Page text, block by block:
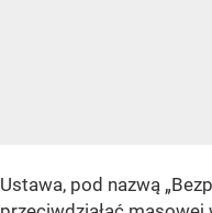
Ustawa, pod nazwą